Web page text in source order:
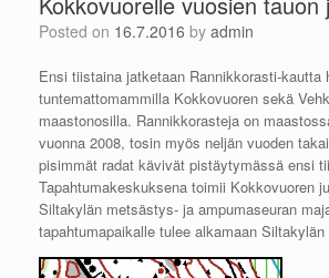
Posted on 16.7.2016 by admin
Ensi tiistaina jatketaan Rannikkorasti-kautta
tuntemattomammilla Kokkovuoren sekä
maastonosilla. Rannikkorasteja on
vuonna 2008, tosin myös neljän vuoden
pisimmät radat kävivät pistäytymässä ensi
Tapahtumakeskuksena toimii Kokkovuoren
Siltakylän metsästys- ja ampumaseuran
tapahtumapaikalle tulee alkamaan